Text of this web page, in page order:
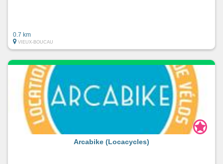
0.7 km
VIEUX-BOUCAU
Arcabike (Locacycles)